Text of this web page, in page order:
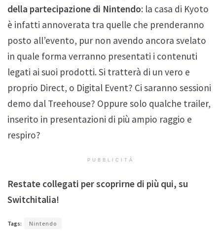
della partecipazione di Nintendo: la casa di Kyoto
è infatti annoverata tra quelle che prenderanno
posto all’evento, pur non avendo ancora svelato
in quale forma verranno presentati i contenuti
legati ai suoi prodotti. Si tratterà di un vero e
proprio Direct, o Digital Event? Ci saranno sessioni
demo dal Treehouse? Oppure solo qualche trailer,
inserito in presentazioni di più ampio raggio e
respiro?
PUBBLICITÀ
Restate collegati per scoprirne di più qui, su
Switchitalia!
Tags: Nintendo